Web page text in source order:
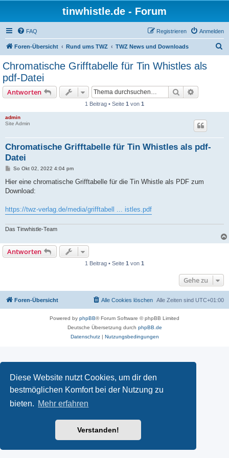
Diese Website nutzt Cookies, um dir den
bestmöglichen Komfort bei der Nutzung zu
bieten. Mehr erfahren
Verstanden!
tinwhistle.de - Forum
FAQ Anmelden
Registrieren
Foren-Übersicht Rund ums TWZ TWZ News und Downloads
Chromatische Grifftabelle für Tin Whistles als
pdf-Datei
Antworten Suche
1 Beitrag • Seite 1 von 1
admin
Site Admin
Chromatische Grifftabelle für Tin Whistles als pdf-
Datei
B
i
r
So Okt 02, 2022 4:04 pm
Hier eine chromatische Grifftabelle für die Tin Whistle als PDF zum
Download:
https://twz-verlag.de/media/grifftabell ... istles.pdf
Das Tinwhistle-Team
Antworten
1 Beitrag • Seite 1 von 1
Gehe zu
Foren-Übersicht Alle Zeiten sind UTC+01:00
Alle Cookies löschen
Powered by phpBB® Forum Software © phpBB Limited
Deutsche Übersetzung durch phpBB.de
Datenschutz| Nutzungsbedingungen